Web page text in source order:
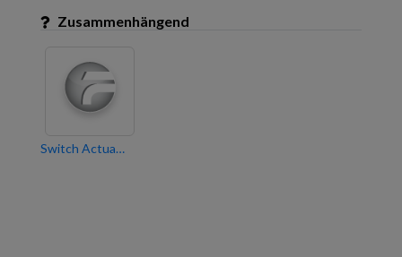
Zusammenhängend
Switch Actuador 4-canales 4SU MDRC, 1620 A, 230 V AC, C-load, industrie, 200 F, medición de corriente